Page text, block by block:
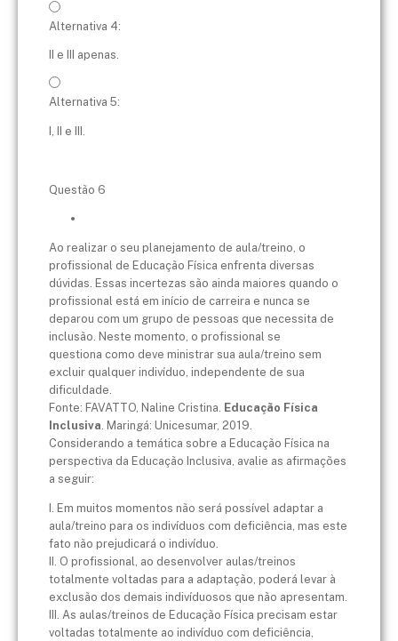
Alternativa 4:
II e III apenas.
Alternativa 5:
I, II e III.
Questão 6
Ao realizar o seu planejamento de aula/treino, o
profissional de Educação Física enfrenta diversas
dúvidas. Essas incertezas são ainda maiores quando o
profissional está em início de carreira e nunca se
deparou com um grupo de pessoas que necessita de
inclusão. Neste momento, o profissional se
questiona como deve ministrar sua aula/treino sem
excluir qualquer indivíduo, independente de sua
dificuldade.
Fonte: FAVATTO, Naline Cristina. Educação Física
Inclusiva. Maringá: Unicesumar, 2019.
Considerando a temática sobre a Educação Física na
perspectiva da Educação Inclusiva, avalie as afirmações
a seguir:
I. Em muitos momentos não será possível adaptar a
aula/treino para os indivíduos com deficiência, mas este
fato não prejudicará o indivíduo.
II. O profissional, ao desenvolver aulas/treinos
totalmente voltadas para a adaptação, poderá levar à
exclusão dos demais indivíduosos que não apresentam.
III. As aulas/treinos de Educação Física precisam estar
voltadas totalmente ao indivíduo com deficiência,